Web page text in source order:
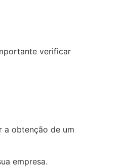
verificar
a obtenção de um
empresa.